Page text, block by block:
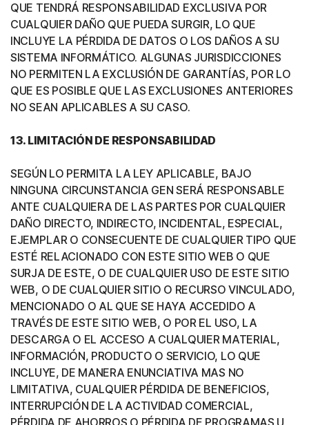
QUE TENDRÁ RESPONSABILIDAD EXCLUSIVA POR
CUALQUIER DAÑO QUE PUEDA SURGIR, LO QUE
INCLUYE LA PÉRDIDA DE DATOS O LOS DAÑOS A SU
SISTEMA INFORMÁTICO. ALGUNAS JURISDICCIONES
NO PERMITEN LA EXCLUSIÓN DE GARANTÍAS, POR LO
QUE ES POSIBLE QUE LAS EXCLUSIONES ANTERIORES
NO SEAN APLICABLES A SU CASO.
13. LIMITACIÓN DE RESPONSABILIDAD
SEGÚN LO PERMITA LA LEY APLICABLE, BAJO
NINGUNA CIRCUNSTANCIA GEN SERÁ RESPONSABLE
ANTE CUALQUIERA DE LAS PARTES POR CUALQUIER
DAÑO DIRECTO, INDIRECTO, INCIDENTAL, ESPECIAL,
EJEMPLAR O CONSECUENTE DE CUALQUIER TIPO QUE
ESTÉ RELACIONADO CON ESTE SITIO WEB O QUE
SURJA DE ESTE, O DE CUALQUIER USO DE ESTE SITIO
WEB, O DE CUALQUIER SITIO O RECURSO VINCULADO,
MENCIONADO O AL QUE SE HAYA ACCEDIDO A
TRAVÉS DE ESTE SITIO WEB, O POR EL USO, LA
DESCARGA O EL ACCESO A CUALQUIER MATERIAL,
INFORMACIÓN, PRODUCTO O SERVICIO, LO QUE
INCLUYE, DE MANERA ENUNCIATIVA MAS NO
LIMITATIVA, CUALQUIER PÉRDIDA DE BENEFICIOS,
INTERRUPCIÓN DE LA ACTIVIDAD COMERCIAL,
PÉRDIDA DE AHORROS O PÉRDIDA DE PROGRAMAS U